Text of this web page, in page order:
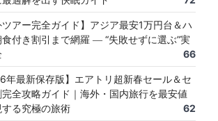
ツアー完全ガイド】アジア最安1万円台＆ハ
食付き割引まで網羅 ― “失敗せずに選ぶ”実
66
年最新保存版】エアトリ超新春セール＆セ
完全攻略ガイド｜海外・国内旅行を最安値
する究極の旅術
62